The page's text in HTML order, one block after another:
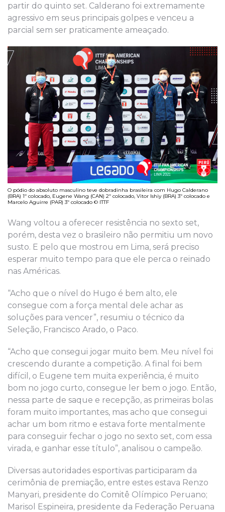
partir do quinto set. Calderano foi extremamente
agressivo em seus principais golpes e venceu a
parcial sem ser praticamente ameaçado.
O pódio do absoluto masculino teve dobradinha brasileira com Hugo Calderano
(BRA) 1º colocado, Eugene Wang (CAN) 2º colocado, Vitor Ishiy (BRA) 3º colocado e
Marcelo Aguirre (PAR) 3º colocado © ITTF
Wang voltou a oferecer resistência no sexto set,
porém, desta vez o brasileiro não permitiu um novo
susto. E pelo que mostrou em Lima, será preciso
esperar muito tempo para que ele perca o reinado
nas Américas.
“Acho que o nível do Hugo é bem alto, ele
consegue com a força mental dele achar as
soluções para vencer”, resumiu o técnico da
Seleção, Francisco Arado, o Paco.
“Acho que consegui jogar muito bem. Meu nível foi
crescendo durante a competição. A final foi bem
difícil, o Eugene tem muita experiência, é muito
bom no jogo curto, consegue ler bem o jogo. Então,
nessa parte de saque e recepção, as primeiras bolas
foram muito importantes, mas acho que consegui
achar um bom ritmo e estava forte mentalmente
para conseguir fechar o jogo no sexto set, com essa
virada, e ganhar esse título”, analisou o campeão.
Diversas autoridades esportivas participaram da
cerimônia de premiação, entre estes estava Renzo
Manyari, presidente do Comitê Olímpico Peruano;
Marisol Espineira, presidente da Federação Peruana